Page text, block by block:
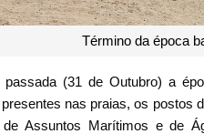
Término da época
passada (31 de Outubro) a
nas praias, os postos
Assuntos Marítimos e de